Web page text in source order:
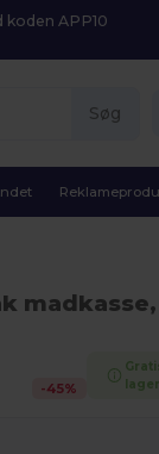
APP10
Søg
-45%